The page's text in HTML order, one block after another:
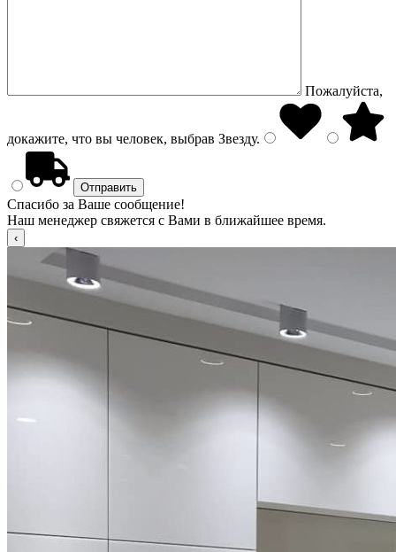
Пожалуйста,
докажите, что вы человек, выбрав Звезду.
Спасибо за Ваше сообщение!
Наш менеджер свяжется с Вами в ближайшее время.